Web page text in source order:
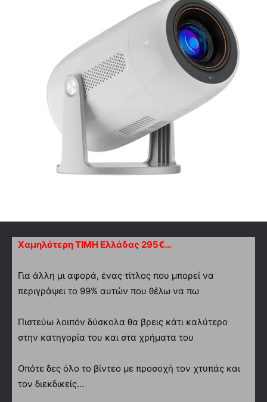
Χαμηλότερη ΤΙΜΗ Ελλάδας 295€…
Για άλλη μι αφορά, ένας τίτλος που μπορεί να
περιγράψει το 99% αυτών που θέλω να πω
Πιστεύω λοιπόν δύσκολα θα βρεις κάτι καλύτερο
στην κατηγορία του και στα χρήματα του
Οπότε δες όλο το βίντεο με προσοχή τον χτυπάς και
τον διεκδικείς…